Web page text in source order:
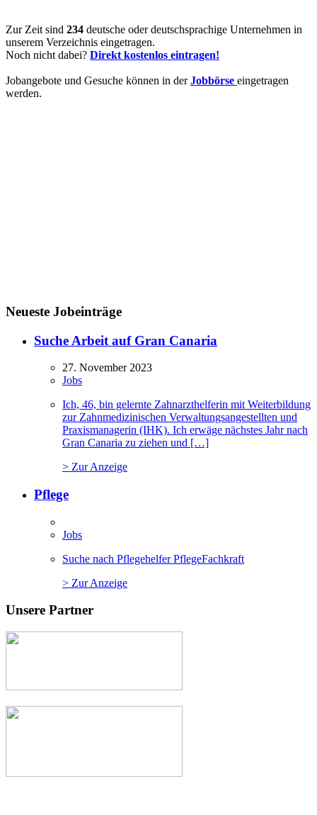
Zur Zeit sind 234 deutsche oder deutschsprachige Unternehmen in
unserem Verzeichnis eingetragen.
Noch nicht dabei? Direkt kostenlos eintragen!
Jobangebote und Gesuche können in derJobbörse eingetragen
werden.
Neueste Jobeinträge
Suche Arbeit auf Gran Canaria
27. November 2023
Jobs
Ich, 46, bin gelernte Zahnarzthelferin mit Weiterbildung
zur Zahnmedizinischen Verwaltungsangestellten und
Praxismanagerin (IHK). Ich erwäge nächstes Jahr nach
Gran Canaria zu ziehen und […]
> Zur Anzeige
Pflege
Jobs
Suche nach Pflegehelfer PflegeFachkraft
> Zur Anzeige
Unsere Partner